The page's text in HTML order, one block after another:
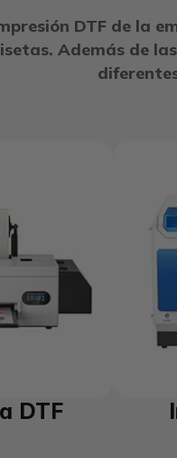
DTF de la
Además de
DTF